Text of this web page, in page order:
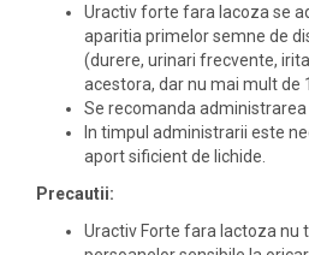
Uractiv forte fara lacoza se
aparitia primelor semne de
(durere, urinari frecvente,
acestora, dar nu mai mult de
Se recomanda administrarea
In timpul administrarii este
aport sificient de lichide.
Precautii:
Uractiv Forte fara lactoza nu